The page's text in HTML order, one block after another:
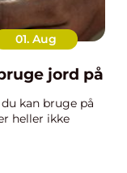
01. Aug
jord på
kan bruge på
heller ikke